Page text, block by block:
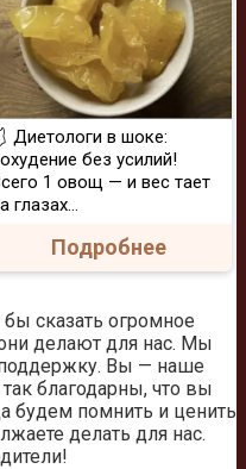
Диетологи в шоке:
без усилий!
1 овощ — и вес тает
глазах…
Подробнее
сказать огромное
делают для нас. Мы
Вы — наше
благодарны, что вы
будем помнить и ценить
делать для нас.